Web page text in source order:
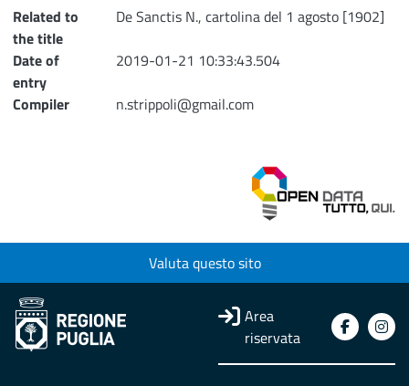
Related to
the title
De Sanctis N., cartolina del 1 agosto [1902]
Date of
entry
2019-01-21 10:33:43.504
Compiler
n.strippoli@gmail.com
Valuta questo sito
Area
riservata